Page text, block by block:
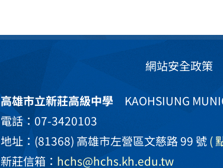
網站安全政策
高雄市立新莊高級中學KAOHSIUNG
電話：07-3420103
地址：(81368) 高雄市左營區文慈路 99 號(
新莊信箱： hchs@hchs.kh.edu.tw